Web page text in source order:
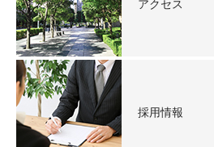
アクセス
採用情報